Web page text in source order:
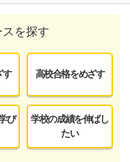
スを探す
す 高校合格をめざす
び
学校の成績を伸ばし
たい